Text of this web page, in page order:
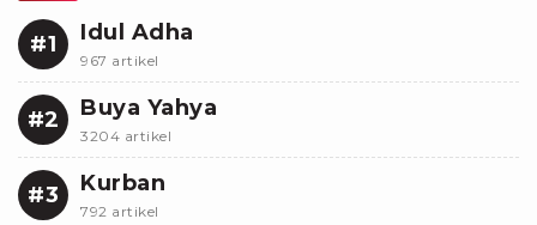
#1 Idul Adha
967 artikel
#2 Buya Yahya
3204 artikel
#3 Kurban
792 artikel